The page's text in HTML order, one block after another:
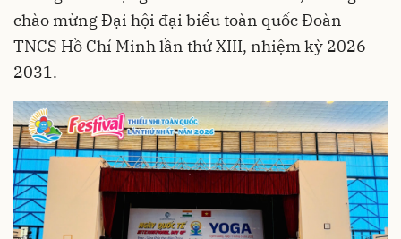
chào mừng Đại hội đại biểu toàn quốc Đoàn
TNCS Hồ Chí Minh lần thứ XIII, nhiệm kỳ 2026 -
2031.